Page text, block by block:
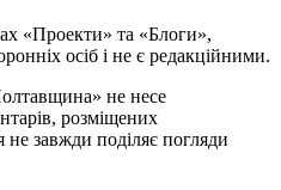
«Проекти» та «Блоги»,
осіб і не є редакційними.
не несе
розміщених
не завжди поділяє погляди